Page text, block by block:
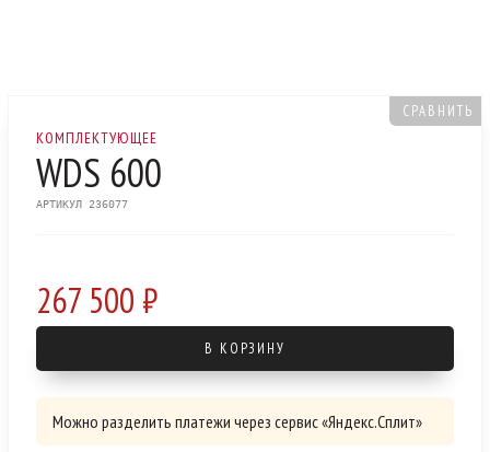
КОМПЛЕКТУЮЩЕЕ
WDS 600
АРТИКУЛ 236077
СРАВНИТЬ
267 500 ₽
В КОРЗИНУ
Можно разделить платежи через сервис «Яндекс.Сплит»